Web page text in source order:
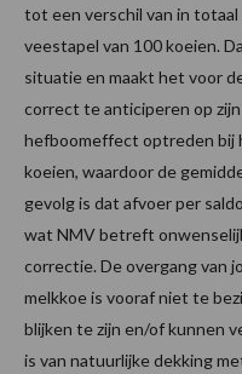
tot een verschil van in
veestapel van 100 koeien.
situatie en maakt het voor
correct te anticiperen op
hefboomeffect optreden bij
koeien, waardoor de
gevolg is dat afvoer per
wat NMV betreft
correctie. De overgang van
melkkoe is vooraf niet te
blijken te zijn en/of kunnen
is van natuurlijke dekking